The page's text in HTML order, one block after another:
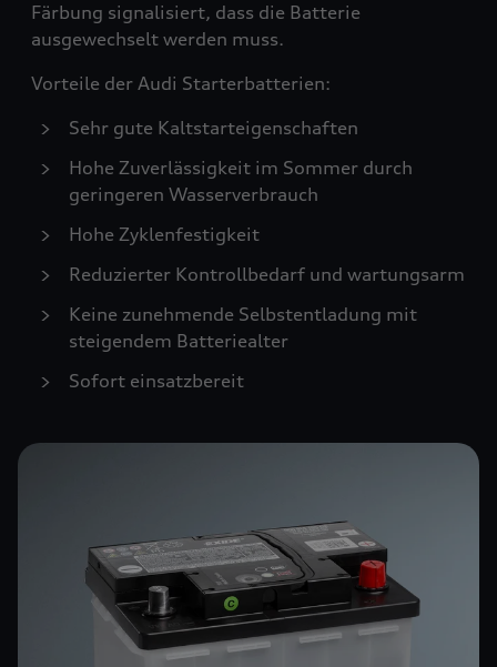
Färbung signalisiert, dass die Batterie
ausgewechselt werden muss.
Vorteile der Audi Starterbatterien:
Sehr gute Kaltstarteigenschaften
Hohe Zuverlässigkeit im Sommer durch
geringeren Wasserverbrauch
Hohe Zyklenfestigkeit
Reduzierter Kontrollbedarf und wartungsarm
Keine zunehmende Selbstentladung mit
steigendem Batteriealter
Sofort einsatzbereit